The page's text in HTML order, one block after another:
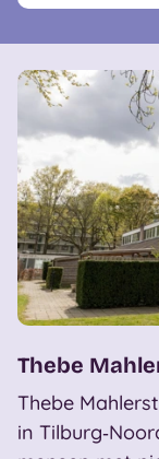
Thebe
Thebe
in